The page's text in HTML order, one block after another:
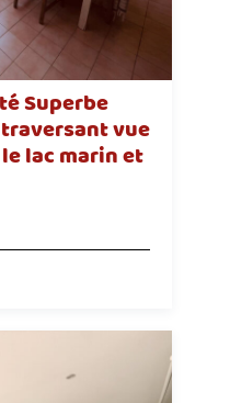
Superbe
vue
lac marin et